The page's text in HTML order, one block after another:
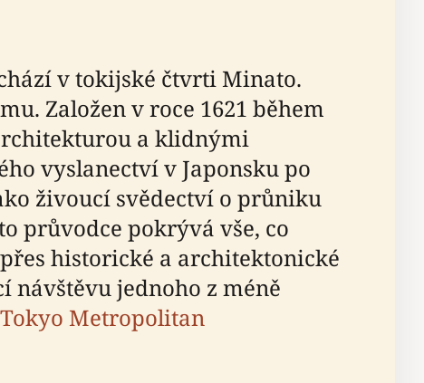
v tokijské čtvrti Minato.
Založen v roce 1621 během
a klidnými
vyslanectví v Japonsku po
živoucí svědectví o průniku
průvodce pokrývá vše, co
historické a architektonické
návštěvu jednoho z méně
Tokyo Metropolitan